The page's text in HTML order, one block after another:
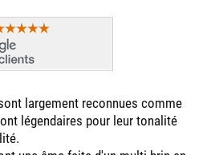
largement reconnues comme
légendaires pour leur tonalité